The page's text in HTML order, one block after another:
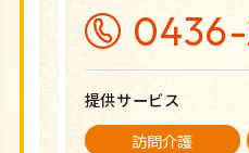
提供サービス
訪問介護